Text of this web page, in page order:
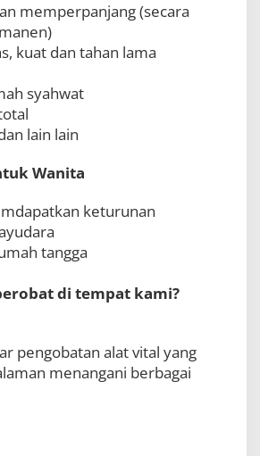
memperpanjang (secara
kuat dan tahan lama
syahwat
lain lain
Wanita
keturunan
tangga
di tempat kami?
pengobatan alat vital yang
menangani berbagai